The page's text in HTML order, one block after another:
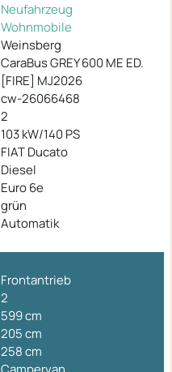
Neufahrzeug
Wohnmobile
Weinsberg
CaraBus GREY 600 ME ED.
[FIRE] MJ2026
cw-26066468
2
103 kW/140 PS
FIAT Ducato
Diesel
Euro 6e
grün
Automatik
Frontantrieb
2
599 cm
205 cm
258 cm